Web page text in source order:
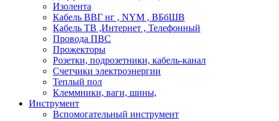
Изолента
Кабель ВВГ нг , NYM , ВБбШВ
Кабель ТВ ,Интернет , Телефонный
Провода ПВС
Прожекторы
Розетки, подрозетники, кабель-канал
Счетчики электроэнергии
Теплый пол
Клеммники, ваги, шины,
Инструмент
Вспомогательный инструмент